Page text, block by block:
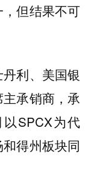
但结果不可
利、美国银
承销商，承
SPCX为代
得州板块同